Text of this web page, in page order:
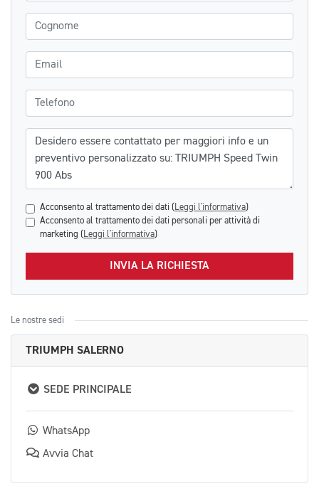
Cognome
Email
Telefono
Messaggio
Acconsento al trattamento dei dati ( Leggi l'informativa)
Acconsento al trattamento dei dati personali per attività di
marketing ( Leggi l'informativa)
INVIA LA RICHIESTA
Le nostre sedi
TRIUMPH SALERNO
SEDE PRINCIPALE
WhatsApp
Avvia Chat